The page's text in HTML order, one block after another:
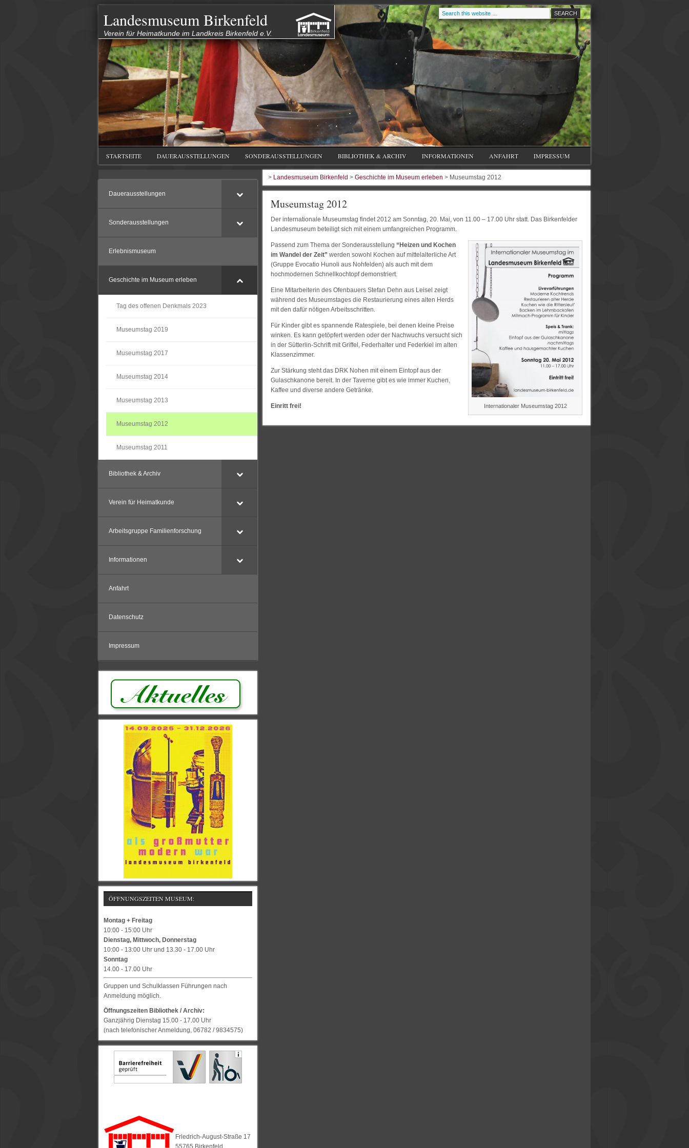
Landesmuseum Birkenfeld
Verein für Heimatkunde im Landkreis Birkenfeld e.V.
STARTSEITE DAUERAUSSTELLUNGEN SONDERAUSSTELLUNGEN BIBLIOTHEK & ARCHIV INFORMATIONEN ANFAHRT IMPRESSUM
> Landesmuseum Birkenfeld > Geschichte im Museum erleben > Museumstag 2012
Museumstag 2012
Der internationale Museumstag findet 2012 am Sonntag, 20. Mai, von 11.00 – 17.00 Uhr statt. Das Birkenfelder
Landesmuseum beteiligt sich mit einem umfangreichen Programm.
Internationaler Museumstag 2012
Passend zum Thema der Sonderausstellung “Heizen und Kochen
im Wandel der Zeit” werden sowohl Kochen auf mittelalterliche Art
(Gruppe Evocatio Hunoli aus Nohfelden) als auch mit dem
hochmodernen Schnellkochtopf demonstriert.
Eine Mitarbeiterin des Ofenbauers Stefan Dehn aus Leisel zeigt
während des Museumstages die Restaurierung eines alten Herds
mit den dafür nötigen Arbeitsschritten.
Für Kinder gibt es spannende Ratespiele, bei denen kleine Preise
winken. Es kann getöpfert werden oder der Nachwuchs versucht sich
in der Sütterlin-Schrift mit Griffel, Federhalter und Federkiel im alten
Klassenzimmer.
Zur Stärkung steht das DRK Nohen mit einem Eintopf aus der
Gulaschkanone bereit. In der Taverne gibt es wie immer Kuchen,
Kaffee und diverse andere Getränke.
Einritt frei!
Dauerausstellungen
Sonderausstellungen
Erlebnismuseum
Geschichte im Museum erleben
Tag des offenen Denkmals 2023
Museumstag 2019
Museumstag 2017
Museumstag 2014
Museumstag 2013
Museumstag 2012
Museumstag 2011
Bibliothek & Archiv
Verein für Heimatkunde
Arbeitsgruppe Familienforschung
Informationen
Anfahrt
Datenschutz
Impressum
ÖFFNUNGSZEITEN MUSEUM:
Montag + Freitag
10:00 - 15:00 Uhr
Dienstag, Mittwoch, Donnerstag
10:00 - 13:00 Uhr und 13.30 - 17.00 Uhr
Sonntag
14.00 - 17.00 Uhr
Gruppen und Schulklassen Führungen nach
Anmeldung möglich.
Öffnungszeiten Bibliothek / Archiv:
Ganzjährig Dienstag 15.00 - 17.00 Uhr
(nach telefonischer Anmeldung, 06782 / 9834575)
Friedrich-August-Straße 17
55765 Birkenfeld